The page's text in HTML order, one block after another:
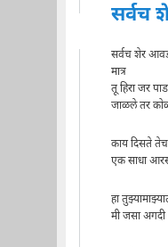
सर्वच
सर्वच शेर
मात्र
तू हिरा जर
जाळले तर
काय दिसते
एक साधा
हा
मी जसा